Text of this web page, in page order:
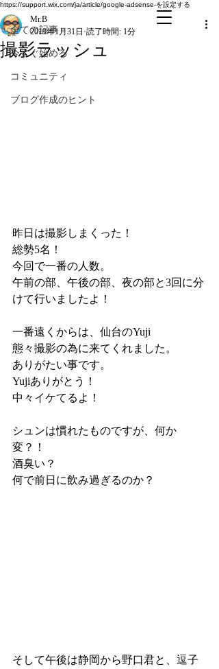
https://support.wix.com/ja/article/google-adsense-を設定する
全ての記事
今すぐ始める
コミュニティ
ブログ作成のヒント
撮影ラッシュ
Mr.B
2019年1月31日 読了時間: 1分
昨日は撮影しまくった！
総勢5名！
今回で一番の人数。
午前の部、午後の部、夜の部と3回に分
けて行いましたよ！
一番遠くからは、仙台のYuji
態々撮影の為に来てくれました。
ありがたい事です。
Yujiありがとう！
中々イケてるよ！
シュンは慣れたものですが、何か
変？！
酒臭い？
何で前日に飲み過ぎるのか？
そして午後は静岡から野口君と、逗子